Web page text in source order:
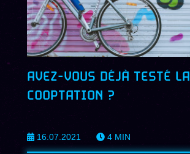
AVEZ-VOUS DÉJÀ TESTÉ LA
COOPTATION ?
16.07.2021 4 MIN